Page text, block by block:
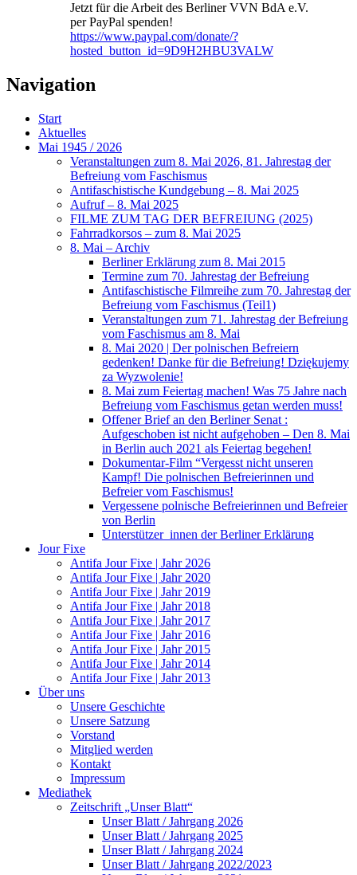
Jetzt für die Arbeit des Berliner VVN BdA e.V.
per PayPal spenden!
https://www.paypal.com/donate/?
hosted_button_id=9D9H2HBU3VALW
Navigation
Start
Aktuelles
Mai 1945 / 2026
Veranstaltungen zum 8. Mai 2026, 81. Jahrestag der
Befreiung vom Faschismus
Antifaschistische Kundgebung – 8. Mai 2025
Aufruf – 8. Mai 2025
FILME ZUM TAG DER BEFREIUNG (2025)
Fahrradkorsos – zum 8. Mai 2025
8. Mai – Archiv
Berliner Erklärung zum 8. Mai 2015
Termine zum 70. Jahrestag der Befreiung
Antifaschistische Filmreihe zum 70. Jahrestag der
Befreiung vom Faschismus (Teil1)
Veranstaltungen zum 71. Jahrestag der Befreiung
vom Faschismus am 8. Mai
8. Mai 2020 | Der polnischen Befreiern
gedenken! Danke für die Befreiung! Dziękujemy
za Wyzwolenie!
8. Mai zum Feiertag machen! Was 75 Jahre nach
Befreiung vom Faschismus getan werden muss!
Offener Brief an den Berliner Senat :
Aufgeschoben ist nicht aufgehoben – Den 8. Mai
in Berlin auch 2021 als Feiertag begehen!
Dokumentar-Film “Vergesst nicht unseren
Kampf! Die polnischen Befreierinnen und
Befreier vom Faschismus!
Vergessene polnische Befreierinnen und Befreier
von Berlin
Unterstützer_innen der Berliner Erklärung
Jour Fixe
Antifa Jour Fixe | Jahr 2026
Antifa Jour Fixe | Jahr 2020
Antifa Jour Fixe | Jahr 2019
Antifa Jour Fixe | Jahr 2018
Antifa Jour Fixe | Jahr 2017
Antifa Jour Fixe | Jahr 2016
Antifa Jour Fixe | Jahr 2015
Antifa Jour Fixe | Jahr 2014
Antifa Jour Fixe | Jahr 2013
Über uns
Unsere Geschichte
Unsere Satzung
Vorstand
Mitglied werden
Kontakt
Impressum
Mediathek
Zeitschrift „Unser Blatt“
Unser Blatt / Jahrgang 2026
Unser Blatt / Jahrgang 2025
Unser Blatt / Jahrgang 2024
Unser Blatt / Jahrgang 2022/2023